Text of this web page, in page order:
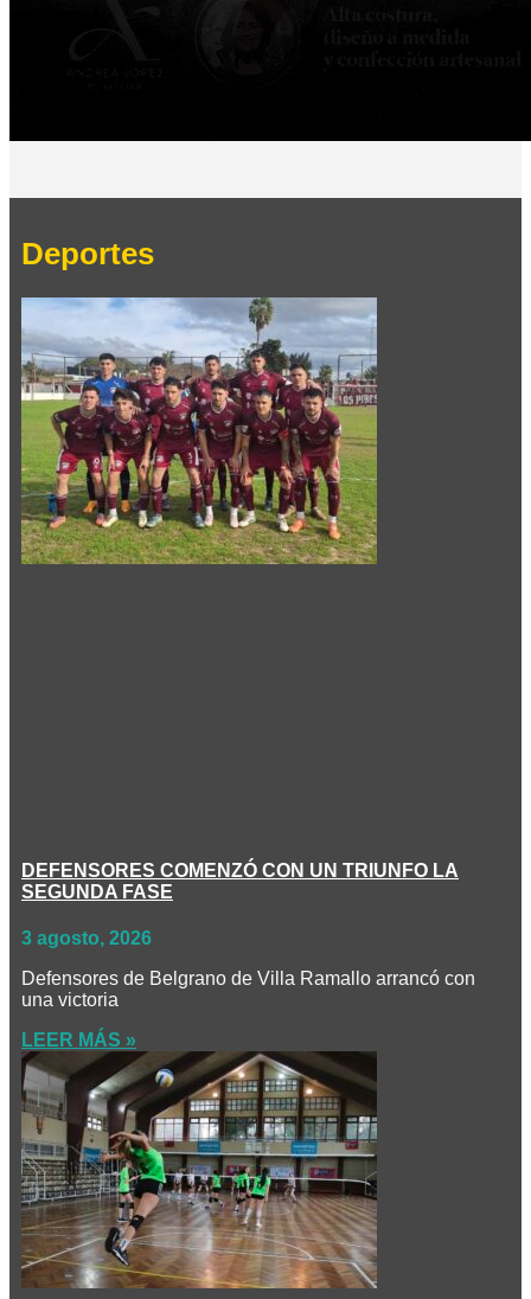
Deportes
DEFENSORES COMENZÓ CON UN TRIUNFO LA
SEGUNDA FASE
3 agosto, 2026
Defensores de Belgrano de Villa Ramallo arrancó con
una victoria
LEER MÁS »